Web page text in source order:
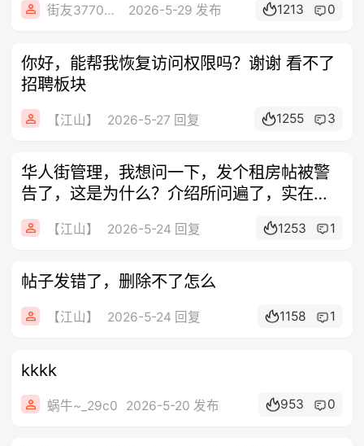
街友377052901 2026-5-29 发布 1213 0
你好，能帮我恢复访问权限吗？谢谢 看不了
招聘板块
【江山】 2026-5-27 回复 1255 3
华人街管理，我想问一下，发个租房帖被警
告了，这是为什么？介绍所问遍了，实在没
有房
【江山】 2026-5-24 回复 1253 1
帖子发错了，删除不了怎么
【江山】 2026-5-24 回复 1158 1
kkkk
蜗牛~_29c0 2026-5-20 发布 953 0